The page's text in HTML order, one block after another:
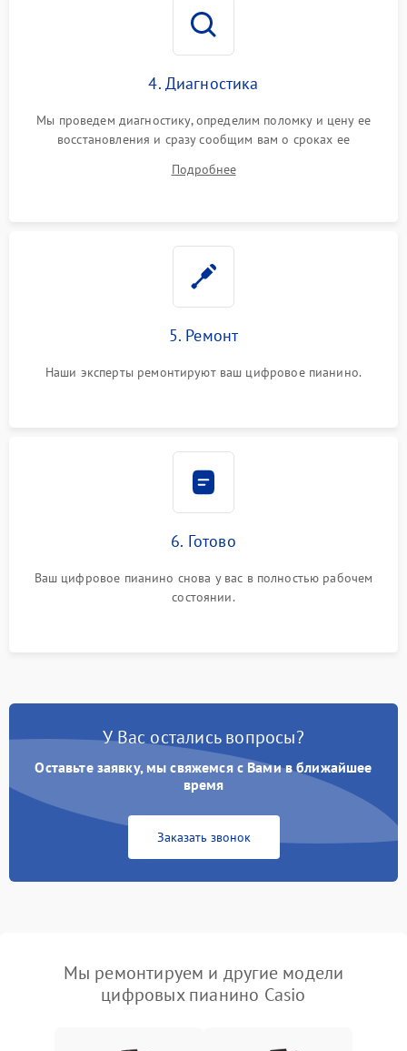
4. Диагностика
Мы проведем диагностику, определим поломку и цену ее
восстановления и сразу сообщим вам о сроках ее
Подробнее
5. Ремонт
Наши эксперты ремонтируют ваш цифровое пианино.
6. Готово
Ваш цифровое пианино снова у вас в полностью рабочем
состоянии.
У Вас остались вопросы?
Оставьте заявку, мы свяжемся с Вами в ближайшее
время
Заказать звонок
Мы ремонтируем и другие модели
цифровых пианино Casio